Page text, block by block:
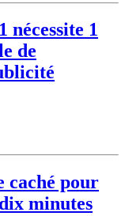
nécessite 1
de
caché pour
minutes